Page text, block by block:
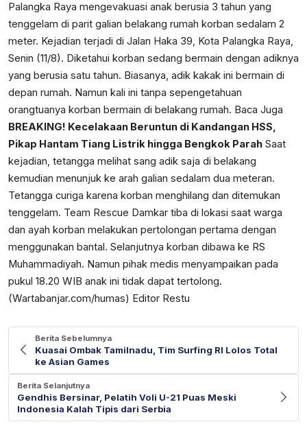
Palangka Raya mengevakuasi anak berusia 3 tahun yang
tenggelam di parit galian belakang rumah korban sedalam 2
meter. Kejadian terjadi di Jalan Haka 39, Kota Palangka Raya,
Senin (11/8). Diketahui korban sedang bermain dengan adiknya
yang berusia satu tahun. Biasanya, adik kakak ini bermain di
depan rumah. Namun kali ini tanpa sepengetahuan
orangtuanya korban bermain di belakang rumah. Baca Juga
BREAKING! Kecelakaan Beruntun di Kandangan HSS,
Pikap Hantam Tiang Listrik hingga Bengkok Parah Saat
kejadian, tetangga melihat sang adik saja di belakang
kemudian menunjuk ke arah galian sedalam dua meteran.
Tetangga curiga karena korban menghilang dan ditemukan
tenggelam. Team Rescue Damkar tiba di lokasi saat warga
dan ayah korban melakukan pertolongan pertama dengan
menggunakan bantal. Selanjutnya korban dibawa ke RS
Muhammadiyah. Namun pihak medis menyampaikan pada
pukul 18.20 WIB anak ini tidak dapat tertolong.
(Wartabanjar.com/humas) Editor Restu
Berita Sebelumnya
Kuasai Ombak Tamilnadu, Tim Surfing RI Lolos Total
ke Asian Games
Berita Selanjutnya
Gendhis Bersinar, Pelatih Voli U-21 Puas Meski
Indonesia Kalah Tipis dari Serbia